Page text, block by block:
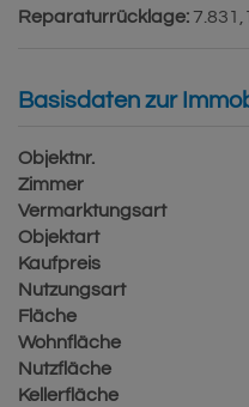
Reparaturrücklage:
Basisdaten zur
Objektnr.
Zimmer
Vermarktungsart
Objektart
Kaufpreis
Nutzungsart
Fläche
Wohnfläche
Nutzfläche
Kellerfläche